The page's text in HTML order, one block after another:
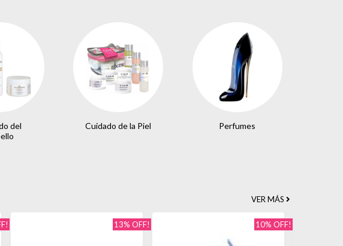
del
Cuidado de la Piel Perfumes
VER MÁS
13% OFF! 10% OFF!